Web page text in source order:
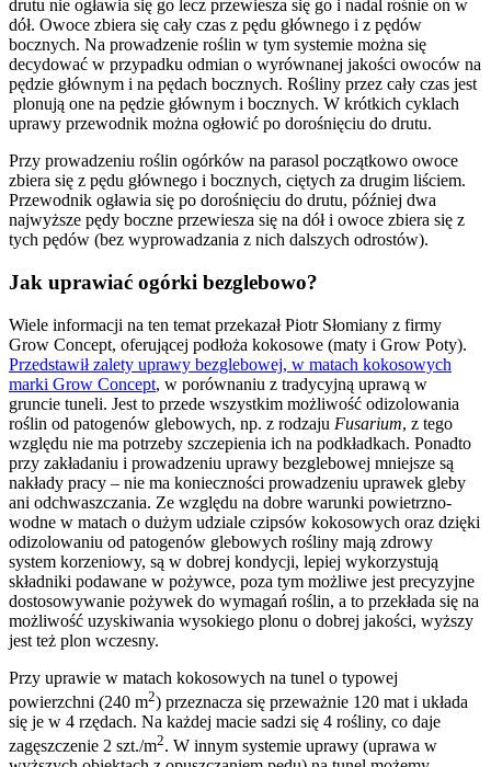
drutu nie ogławia się go lecz przewiesza się go i nadal rośnie on w
dół. Owoce zbiera się cały czas z pędu głównego i z pędów
bocznych. Na prowadzenie roślin w tym systemie można się
decydować w przypadku odmian o wyrównanej jakości owoców na
pędzie głównym i na pędach bocznych. Rośliny przez cały czas jest
plonują one na pędzie głównym i bocznych. W krótkich cyklach
uprawy przewodnik można ogłowić po dorośnięciu do drutu.
Przy prowadzeniu roślin ogórków na parasol początkowo owoce
zbiera się z pędu głównego i bocznych, ciętych za drugim liściem.
Przewodnik ogławia się po dorośnięciu do drutu, później dwa
najwyższe pędy boczne przewiesza się na dół i owoce zbiera się z
tych pędów (bez wyprowadzania z nich dalszych odrostów).
Jak uprawiać ogórki bezglebowo?
Wiele informacji na ten temat przekazał Piotr Słomiany z firmy
Grow Concept, oferującej podłoża kokosowe (maty i Grow Poty).
Przedstawił zalety uprawy bezglebowej, w matach kokosowych
marki Grow Concept, w porównaniu z tradycyjną uprawą w
gruncie tuneli. Jest to przede wszystkim możliwość odizolowania
roślin od patogenów glebowych, np. z rodzaju Fusarium, z tego
względu nie ma potrzeby szczepienia ich na podkładkach. Ponadto
przy zakładaniu i prowadzeniu uprawy bezglebowej mniejsze są
nakłady pracy – nie ma konieczności prowadzeniu uprawek gleby
ani odchwaszczania. Ze względu na dobre warunki powietrzno-
wodne w matach o dużym udziale czipsów kokosowych oraz dzięki
odizolowaniu od patogenów glebowych rośliny mają zdrowy
system korzeniowy, są w dobrej kondycji, lepiej wykorzystują
składniki podawane w pożywce, poza tym możliwe jest precyzyjne
dostosowywanie pożywek do wymagań roślin, a to przekłada się na
możliwość uzyskiwania wysokiego plonu o dobrej jakości, wyższy
jest też plon wczesny.
Przy uprawie w matach kokosowych na tunel o typowej
powierzchni (240 m2) przeznacza się przeważnie 120 mat i układa
się je w 4 rzędach. Na każdej macie sadzi się 4 rośliny, co daje
zagęszczenie 2 szt./m2. W innym systemie uprawy (uprawa w